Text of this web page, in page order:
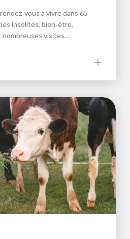
à vivre dans 65
insolites, bien‑être,
nombreuses visites…